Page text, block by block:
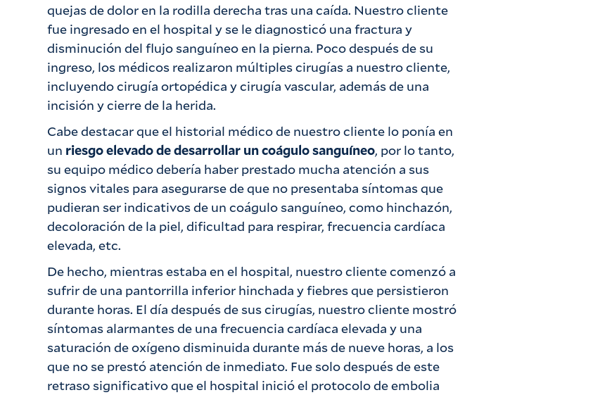
quejas de dolor en la rodilla derecha tras una caída. Nuestro cliente
fue ingresado en el hospital y se le diagnosticó una fractura y
disminución del flujo sanguíneo en la pierna. Poco después de su
ingreso, los médicos realizaron múltiples cirugías a nuestro cliente,
incluyendo cirugía ortopédica y cirugía vascular, además de una
incisión y cierre de la herida.
Cabe destacar que el historial médico de nuestro cliente lo ponía en
un riesgo elevado de desarrollar un coágulo sanguíneo, por lo tanto,
su equipo médico debería haber prestado mucha atención a sus
signos vitales para asegurarse de que no presentaba síntomas que
pudieran ser indicativos de un coágulo sanguíneo, como hinchazón,
decoloración de la piel, dificultad para respirar, frecuencia cardíaca
elevada, etc.
De hecho, mientras estaba en el hospital, nuestro cliente comenzó a
sufrir de una pantorrilla inferior hinchada y fiebres que persistieron
durante horas. El día después de sus cirugías, nuestro cliente mostró
síntomas alarmantes de una frecuencia cardíaca elevada y una
saturación de oxígeno disminuida durante más de nueve horas, a los
que no se prestó atención de inmediato. Fue solo después de este
retraso significativo que el hospital inició el protocolo de embolia